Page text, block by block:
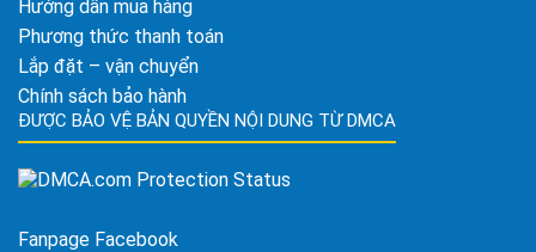
Hướng dẫn mua hàng
Phương thức thanh toán
Lắp đặt – vận chuyển
Chính sách bảo hành
ĐƯỢC BẢO VỆ BẢN QUYỀN NỘI DUNG TỪ DMCA
Fanpage Facebook